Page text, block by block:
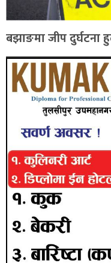
बझाङमा जीप दुर्घटना